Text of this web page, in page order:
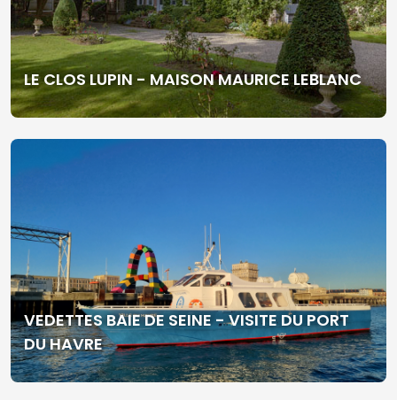
LE CLOS LUPIN - MAISON MAURICE LEBLANC
VEDETTES BAIE DE SEINE - VISITE DU PORT
DU HAVRE